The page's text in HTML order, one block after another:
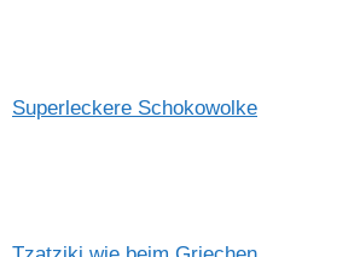
Superleckere Schokowolke